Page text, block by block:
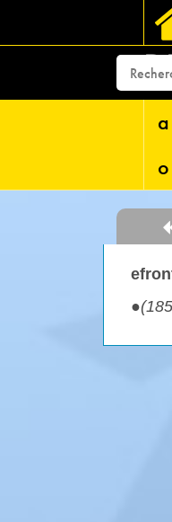
a
o
●